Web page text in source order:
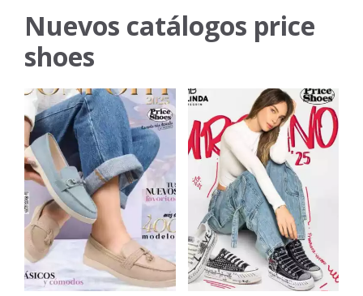
Nuevos catálogos price
shoes